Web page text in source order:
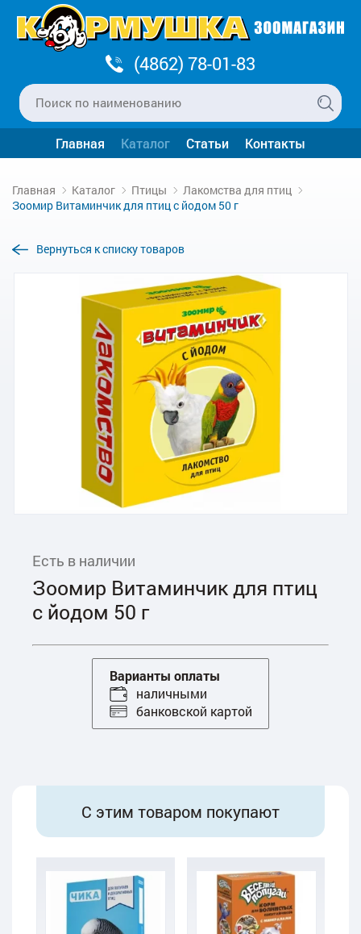
(4862) 78-01-83
Главная Каталог Статьи Контакты
Главная Каталог Птицы
Лакомства для птиц
Зоомир Витаминчик для птиц с йодом 50 г
Вернуться к списку товаров
Есть в наличии
Зоомир Витаминчик для птиц
с йодом 50 г
Варианты оплаты
наличными
банковской картой
С этим товаром покупают